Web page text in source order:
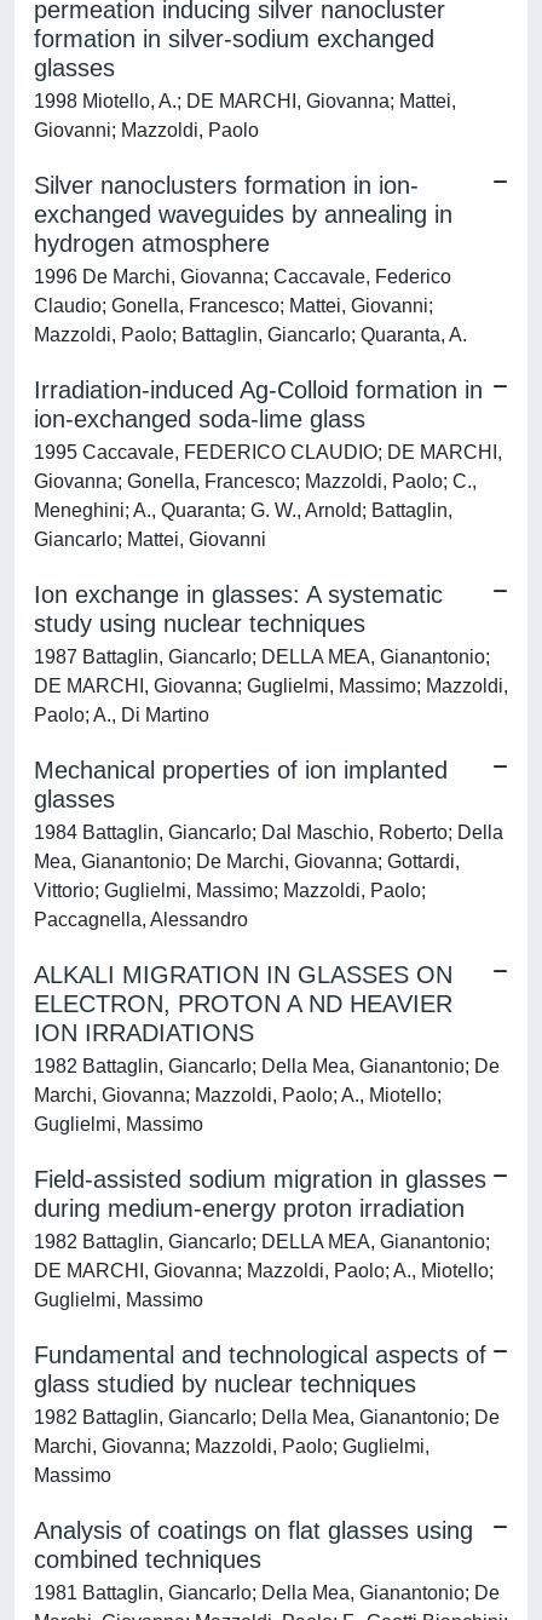
permeation inducing silver nanocluster
formation in silver-sodium exchanged
glasses
1998 Miotello, A.; DE MARCHI, Giovanna; Mattei,
Giovanni; Mazzoldi, Paolo
Silver nanoclusters formation in ion-
exchanged waveguides by annealing in
hydrogen atmosphere
1996 De Marchi, Giovanna; Caccavale, Federico
Claudio; Gonella, Francesco; Mattei, Giovanni;
Mazzoldi, Paolo; Battaglin, Giancarlo; Quaranta, A.
Irradiation-induced Ag-Colloid formation in
ion-exchanged soda-lime glass
1995 Caccavale, FEDERICO CLAUDIO; DE MARCHI,
Giovanna; Gonella, Francesco; Mazzoldi, Paolo; C.,
Meneghini; A., Quaranta; G. W., Arnold; Battaglin,
Giancarlo; Mattei, Giovanni
Ion exchange in glasses: A systematic
study using nuclear techniques
1987 Battaglin, Giancarlo; DELLA MEA, Gianantonio;
DE MARCHI, Giovanna; Guglielmi, Massimo; Mazzoldi,
Paolo; A., Di Martino
Mechanical properties of ion implanted
glasses
1984 Battaglin, Giancarlo; Dal Maschio, Roberto; Della
Mea, Gianantonio; De Marchi, Giovanna; Gottardi,
Vittorio; Guglielmi, Massimo; Mazzoldi, Paolo;
Paccagnella, Alessandro
ALKALI MIGRATION IN GLASSES ON
ELECTRON, PROTON A ND HEAVIER
ION IRRADIATIONS
1982 Battaglin, Giancarlo; Della Mea, Gianantonio; De
Marchi, Giovanna; Mazzoldi, Paolo; A., Miotello;
Guglielmi, Massimo
Field-assisted sodium migration in glasses
during medium-energy proton irradiation
1982 Battaglin, Giancarlo; DELLA MEA, Gianantonio;
DE MARCHI, Giovanna; Mazzoldi, Paolo; A., Miotello;
Guglielmi, Massimo
Fundamental and technological aspects of
glass studied by nuclear techniques
1982 Battaglin, Giancarlo; Della Mea, Gianantonio; De
Marchi, Giovanna; Mazzoldi, Paolo; Guglielmi,
Massimo
Analysis of coatings on flat glasses using
combined techniques
1981 Battaglin, Giancarlo; Della Mea, Gianantonio; De